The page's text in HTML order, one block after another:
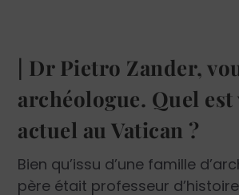
| Dr Pietro Zander,
archéologue. Quel
actuel au Vatican ?
Bien qu’issu d’une famille
père était professeur